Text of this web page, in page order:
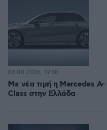
Με νέα τιμή η Mercedes A-
Class στην Ελλάδα
06.08.2026, 19:38